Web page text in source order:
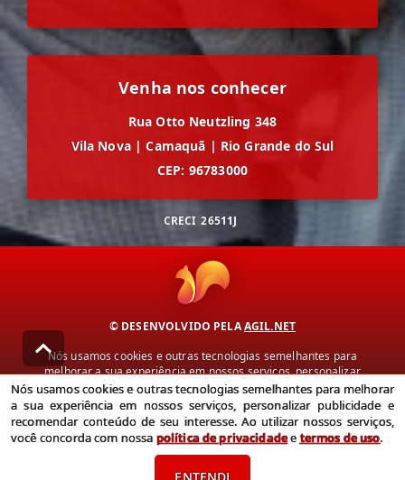
Venha nos conhecer
Rua Otto Neutzling 348
Vila Nova | Camaquã | Rio Grande do Sul
CEP: 96783000
CRECI 26511J
© DESENVOLVIDO PELAAGIL.NET
Nós usamos cookies e outras tecnologias semelhantes para
melhorar a sua experiência em nossos serviços, personalizar
publicidade e recomendar conteúdo de seu interesse. Ao utilizar
nossos serviços, você concorda com nossa política de privacidade e
termos de uso.
Política de Privacidade Termos de uso
Nós usamos cookies e outras tecnologias semelhantes para melhorar
a sua experiência em nossos serviços, personalizar publicidade e
recomendar conteúdo de seu interesse. Ao utilizar nossos serviços,
você concorda com nossa política de privacidadeetermos de uso.
ENTENDI